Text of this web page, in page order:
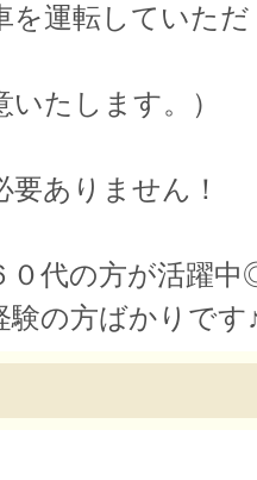
を運転していた
たします。）
ありません！
０代の方が活躍
の方ばかりです